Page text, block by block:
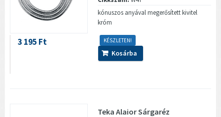
kónuszos anyával megerősített kivitel
króm
KÉSZLETEN!
3 195 Ft
Kosárba
Teka Alaior Sárgaréz